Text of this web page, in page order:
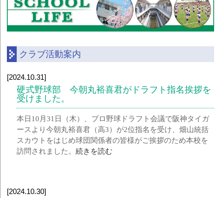
クラブ活動案内
[2024.10.31]
硬式野球部 今朝丸裕喜君がドラフト指名挨拶を
受けました。
本日10月31日（木）、プロ野球ドラフト会議で阪神タイガ
ースより今朝丸裕喜君（高3）が2位指名を受け、畑山統括
スカウトをはじめ球団関係者の皆様がご挨拶のため本校を
訪問されました。続きを読む
[2024.10.30]